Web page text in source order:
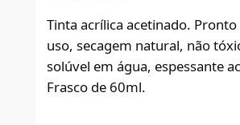
Tinta acrílica acetinado. Pronto
uso, secagem natural, não
solúvel em água, espessante
Frasco de 60ml.